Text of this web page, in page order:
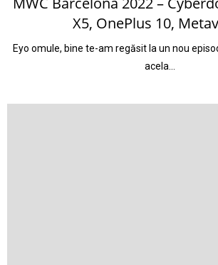
X5, OnePlus 10,
Eyo omule, bine te-am regăsit la un nou
acela…